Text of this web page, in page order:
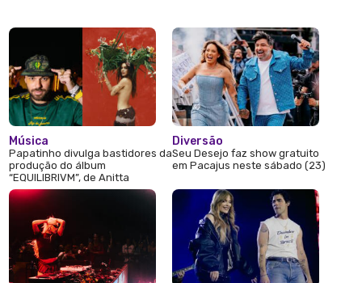
Música
Papatinho divulga bastidores da
produção do álbum
“EQUILIBRIVM”, de Anitta
Diversão
Seu Desejo faz show gratuito
em Pacajus neste sábado (23)